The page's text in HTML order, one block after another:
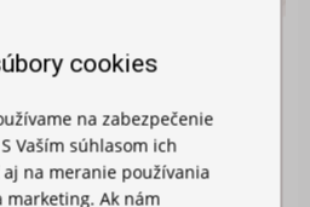
ŽĽAB
cookies
na zabezpečenie
Vaším súhlasom ich
na meranie používania
marketing. Ak nám